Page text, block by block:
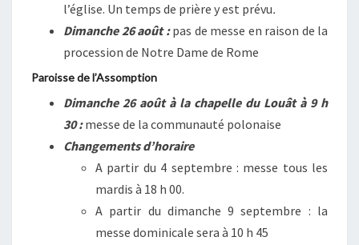
l’église. Un temps de prière y est prévu.
Dimanche 26 août :pas de messe en raison de la
procession de Notre Dame de Rome
Paroisse de l’Assomption
Dimanche 26 août à la chapelle du Louât à 9 h
30 :messe de la communauté polonaise
Changements d’horaire
A partir du 4 septembre : messe tous les
mardis à 18 h 00.
A partir du dimanche 9 septembre : la
messe dominicale sera à 10 h 45